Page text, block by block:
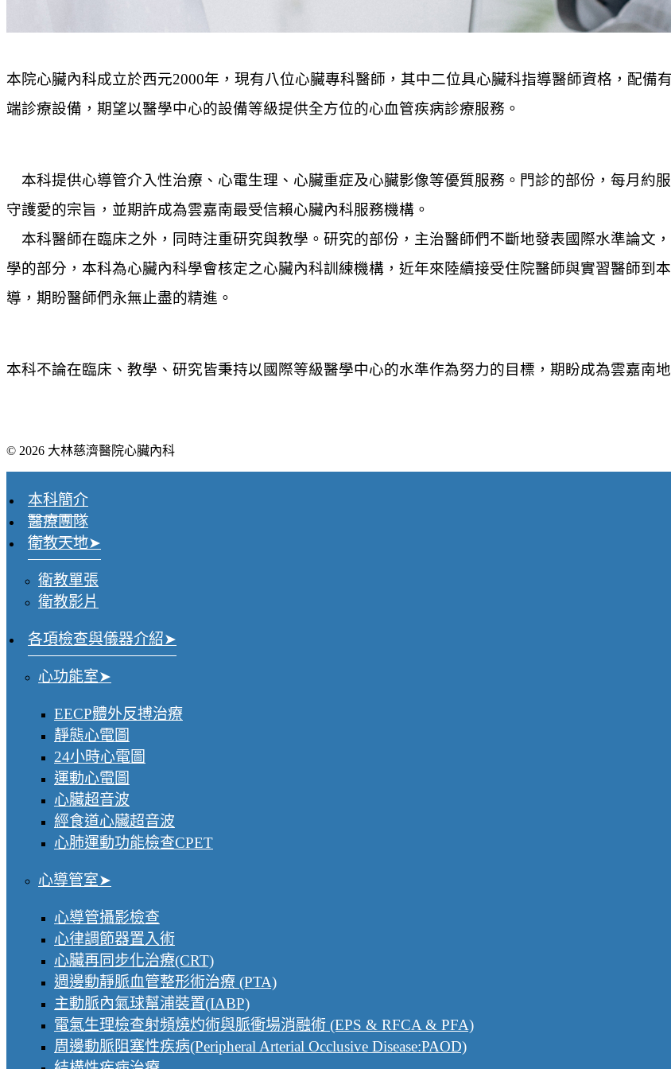
本院心臟內科成立於西元2000年，現有八位心臟專科醫師，其中二位具心臟科指導醫師資格，配備
端診療設備，期望以醫學中心的設備等級提供全方位的心血管疾病診療服務。
本科提供心導管介入性治療、心電生理、心臟重症及心臟影像等優質服務。門診的部份，每月約
守護愛的宗旨，並期許成為雲嘉南最受信賴心臟內科服務機構。
本科醫師在臨床之外，同時注重研究與教學。研究的部份，主治醫師們不斷地發表國際水準論文
學的部分，本科為心臟內科學會核定之心臟內科訓練機構，近年來陸續接受住院醫師與實習醫師到
導，期盼醫師們永無止盡的精進。
本科不論在臨床、教學、研究皆秉持以國際等級醫學中心的水準作為努力的目標，期盼成為雲嘉南
© 2026 大林慈濟醫院心臟內科
本科簡介
醫療團隊
衛教天地
衛教單張
衛教影片
各項檢查與儀器介紹
心功能室
EECP體外反搏治療
靜態心電圖
24小時心電圖
運動心電圖
心臟超音波
經食道心臟超音波
心肺運動功能檢查CPET
心導管室
心導管攝影檢查
心律調節器置入術
心臟再同步化治療(CRT)
週邊動靜脈血管整形術治療 (PTA)
主動脈內氣球幫浦裝置(IABP)
電氣生理檢查射頻燒灼術與脈衝場消融術 (EPS & RFCA & PFA)
周邊動脈阻塞性疾病(Peripheral Arterial Occlusive Disease:PAOD)